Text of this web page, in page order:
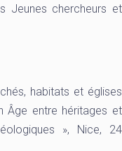
Jeunes chercheurs et
habitats et églises
Âge entre héritages et
», Nice, 24